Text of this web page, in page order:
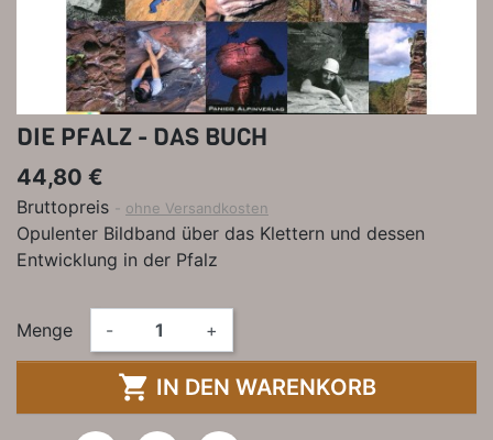
DIE PFALZ - DAS BUCH
44,80 €
Bruttopreis ohne Versandkosten
Opulenter Bildband über das Klettern und dessen
Entwicklung in der Pfalz
Menge - +
 IN DEN WARENKORB